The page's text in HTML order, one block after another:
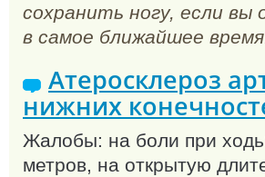
сохранить ногу, если вы
в самое ближайшее
Атеросклероз
нижних
Жалобы: на боли при
метров, на открытую